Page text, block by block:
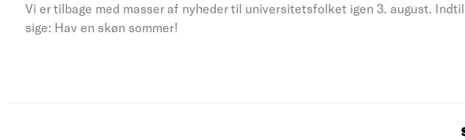
Vi er tilbage med masser af nyheder til universitetsfolket igen 3. august.
sige: Hav en skøn sommer!